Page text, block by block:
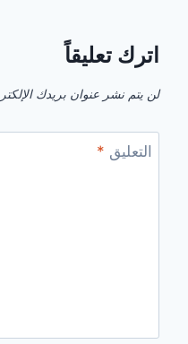
اترك تعليقاً
لن يتم نشر عنوان بريدك
التعليق *